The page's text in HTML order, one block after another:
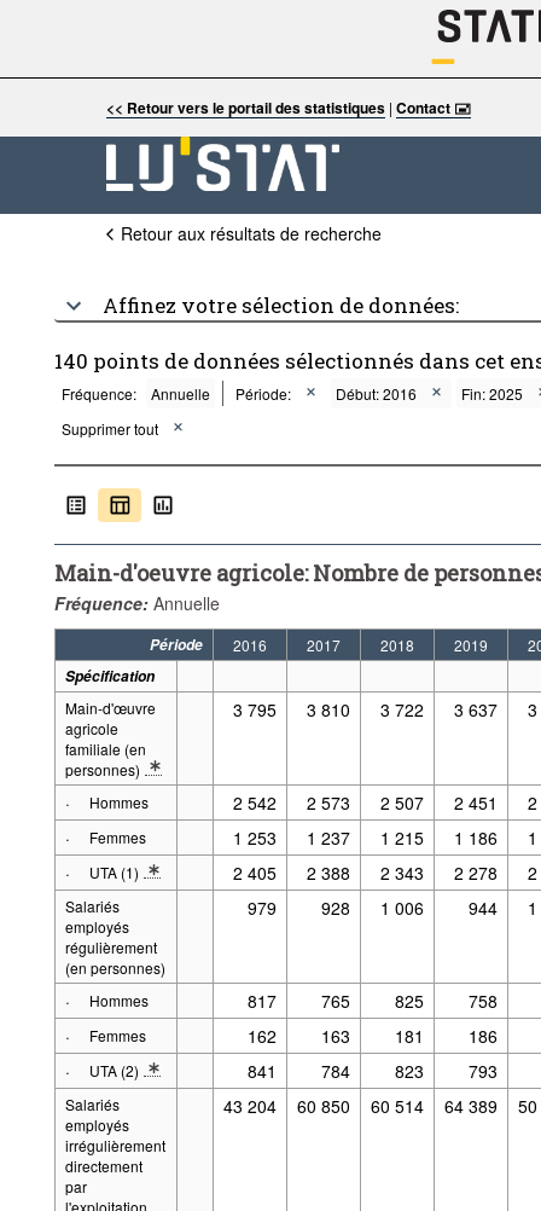
<< Retour vers le portail des statistiques |Contact 🖃
Retour aux résultats de recherche
Affinez votre sélection de données:
140 points de données sélectionnés dans cet
Fréquence: Annuelle Période: Début: 2016
Fin: 2025
Supprimer tout
Main-d'oeuvre agricole: Nombre de
Fréquence: Annuelle
Période 2016 2017 2018 2019
Spécification
Main-d'œuvre
agricole
familiale (en
personnes)
* Note spécification 2: Situation au 1er avril. Avant 2012: situation au 15
3 795 3 810 3 722 3 637 3
· Hommes 2 542 2 573 2 507 2 451
2
·
Femmes 1 253 1 237 1 215 1 186
·
UTA (1)
* Note spécification 2: Définitions : UTA
2 405 2 388 2 343 2 278 2
Salariés
employés
régulièrement
(en personnes)
979 928 1 006 944
· Hommes 817 765 825
758
·
Femmes 162 163 181
186
·
UTA (2)
* Note spécification 2: Définitions : UTA
841 784 823 793
Salariés
employés
irrégulièrement
directement
par
l'exploitation
43 204 60 850 60 514 64 389 50